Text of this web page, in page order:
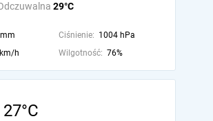
29°C
Ciśnienie: 1004 hPa
h Wilgotność: 76%
27°C